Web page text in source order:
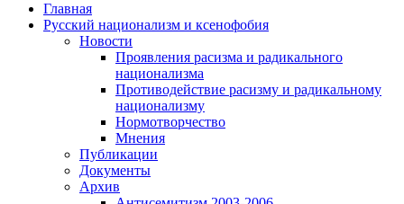
Главная
Русский национализм и ксенофобия
Новости
Проявления расизма и радикального
национализма
Противодействие расизму и радикальному
национализму
Нормотворчество
Мнения
Публикации
Документы
Архив